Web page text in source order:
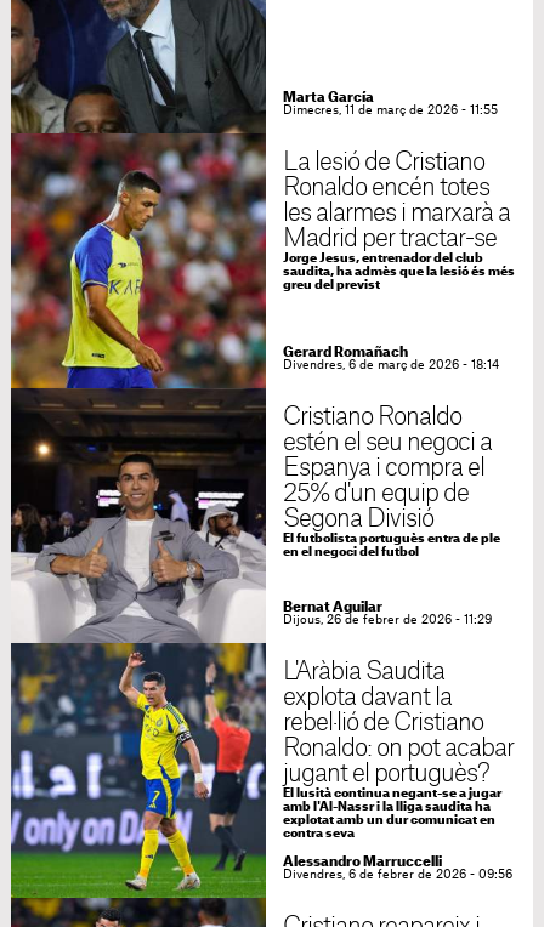
Marta García
Dimecres, 11 de març de 2026 - 11:55
La lesió de Cristiano
Ronaldo encén totes
les alarmes i marxarà a
Madrid per tractar-se
Jorge Jesus, entrenador del club
saudita, ha admès que la lesió és més
greu del previst
Gerard Romañach
Divendres, 6 de març de 2026 - 18:14
Cristiano Ronaldo
estén el seu negoci a
Espanya i compra el
25% d'un equip de
Segona Divisió
El futbolista portuguès entra de ple
en el negoci del futbol
Bernat Aguilar
Dijous, 26 de febrer de 2026 - 11:29
L'Aràbia Saudita
explota davant la
rebel·lió de Cristiano
Ronaldo: on pot acabar
jugant el portuguès?
El lusità continua negant-se a jugar
amb l'Al-Nassr i la lliga saudita ha
explotat amb un dur comunicat en
contra seva
Alessandro Marruccelli
Divendres, 6 de febrer de 2026 - 09:56